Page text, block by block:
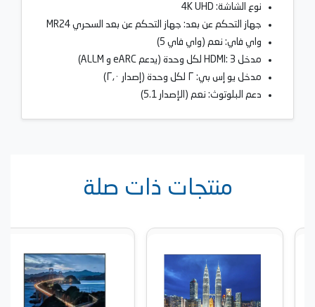
نوع الشاشة: 4K UHD
جهاز التحكم عن بعد: جهاز التحكم عن بعد السحري MR24
واي فاي: نعم (واي فاي 5)
مدخل HDMI: 3 لكل وحدة (يدعم eARC و ALLM)
مدخل يو إس بي: ٢ لكل وحدة (إصدار ٢,٠)
دعم البلوتوث: نعم (الإصدار 5.1)
منتجات ذات صلة